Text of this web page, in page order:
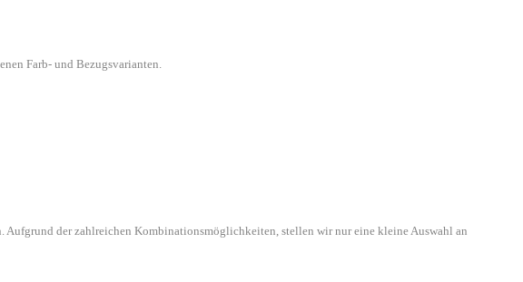
Farb- und Bezugsvarianten.
der zahlreichen Kombinationsmöglichkeiten, stellen wir nur eine kleine Auswahl an